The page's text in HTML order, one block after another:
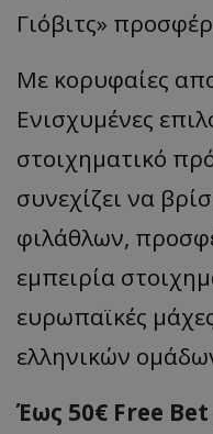
Γιόβιτς»
Με κορυφαίες
Ενισχυμένες
στοιχηματικό
συνεχίζει να
φιλάθλων,
εμπειρία
ευρωπαϊκές
ελληνικών
Έως 50€ Free